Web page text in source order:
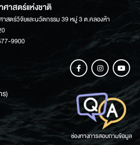
าสตร์แห่งชาติ
สตร์วิจัยและนวัตกรรม 39 หมู่ 3 ต.คลองห้า
9900
)
ช่องทางการสอบถามข้อมูล